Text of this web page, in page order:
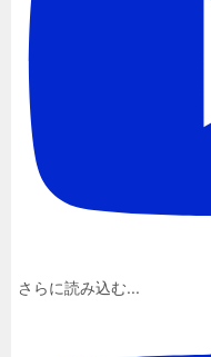
さらに読み込む...